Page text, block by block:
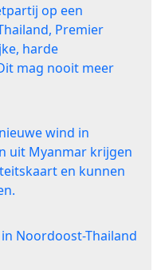
op een
Premier
harde
mag nooit meer
wind in
uit Myanmar krijgen
en kunnen
Noordoost-Thailand